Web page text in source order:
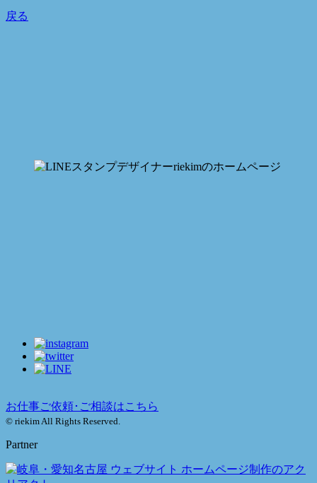
戻る
お仕事ご依頼･ご相談はこちら
© riekim All Rights Reserved.
Partner